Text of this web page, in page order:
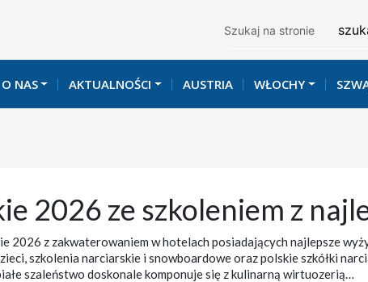
Szukaj
O NAS AKTUALNOŚCI AUSTRIA WŁOCHY
2026 ze szkoleniem z
2026 z zakwaterowaniem w hotelach posiadających najlepsze
szkolenia narciarskie i snowboardowe oraz polskie szkółki
szaleństwo doskonale komponuje się z kulinarną wirtuozerią…